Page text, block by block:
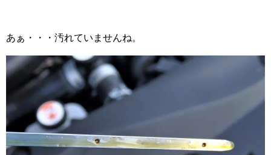
あぁ・・・汚れていませんね。